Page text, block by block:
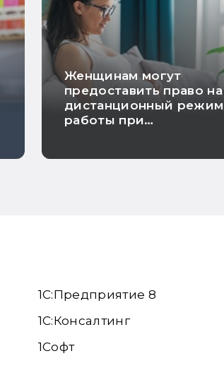
Женщинам могут
предоставить право на
дистанционный режим
работы при
1С:Предприятие 8
1С:Консалтинг
1Софт